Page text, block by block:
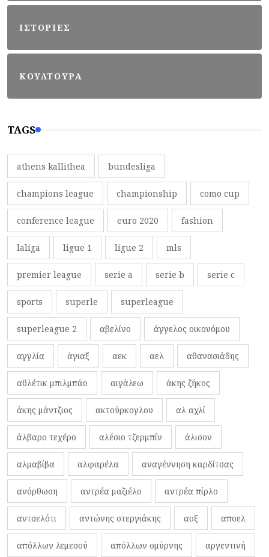
ΙΣΤΟΡΙΕΣ
ΚΟΥΛΤΟΥΡΑ
TAGS
athens kallithea bundesliga
champions league championship como cup
conference league euro 2020 fashion
laliga ligue 1 ligue 2 mls
premier league serie a serie b serie c
sports superle superleague
superleague 2 αβελίνο άγγελος οικονόμου
αγγλία άγιαξ αεκ αελ αθανασιάδης
αθλέτικ μπιλμπάο αιγάλεω άκης ζήκος
άκης μάντζιος ακτούρκογλου αλ αχλί
άλβαρο τεχέρο αλέσιο τζερμπίν άλισον
αλμαβίβα αλφαρέλα αναγέννηση καρδίτσας
ανόρθωση αντρέα μαζιέλο αντρέα πίρλο
αντσελότι αντώνης στεργιάκης αοξ αποελ
απόλλων λεμεσού απόλλων σμύρνης αργεντινή